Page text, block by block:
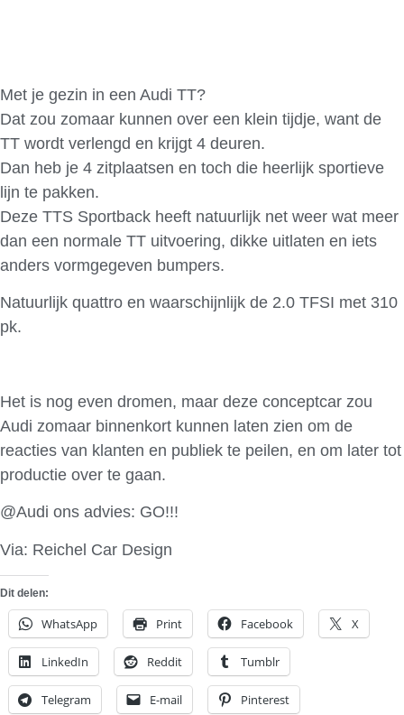
Met je gezin in een Audi TT?
Dat zou zomaar kunnen over een klein tijdje, want de
TT wordt verlengd en krijgt 4 deuren.
Dan heb je 4 zitplaatsen en toch die heerlijk sportieve
lijn te pakken.
Deze TTS Sportback heeft natuurlijk net weer wat meer
dan een normale TT uitvoering, dikke uitlaten en iets
anders vormgegeven bumpers.
Natuurlijk quattro en waarschijnlijk de 2.0 TFSI met 310
pk.
Het is nog even dromen, maar deze conceptcar zou
Audi zomaar binnenkort kunnen laten zien om de
reacties van klanten en publiek te peilen, en om later tot
productie over te gaan.
@Audi ons advies: GO!!!
Via: Reichel Car Design
Dit delen:
WhatsApp Print Facebook X
LinkedIn Reddit Tumblr
Telegram E-mail Pinterest